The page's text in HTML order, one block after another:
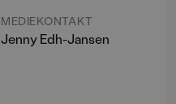
MEDIEKONTAKT
Jenny Edh-Jansen